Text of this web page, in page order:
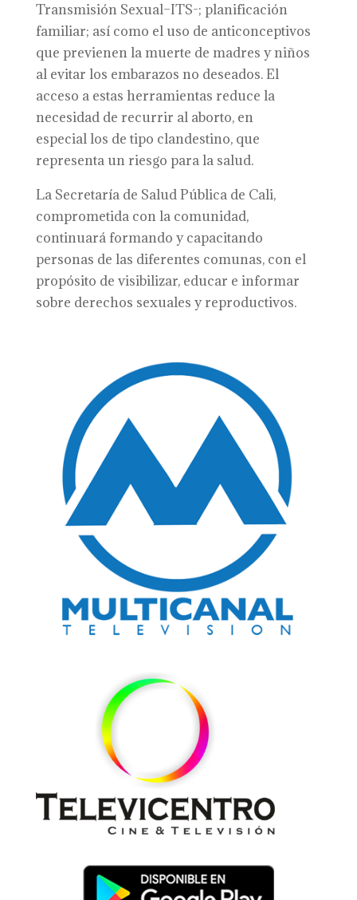
Transmisión Sexual–ITS-; planificación
familiar; así como el uso de anticonceptivos
que previenen la muerte de madres y niños
al evitar los embarazos no deseados. El
acceso a estas herramientas reduce la
necesidad de recurrir al aborto, en
especial los de tipo clandestino, que
representa un riesgo para la salud.
La Secretaría de Salud Pública de Cali,
comprometida con la comunidad,
continuará formando y capacitando
personas de las diferentes comunas, con el
propósito de visibilizar, educar e informar
sobre derechos sexuales y reproductivos.